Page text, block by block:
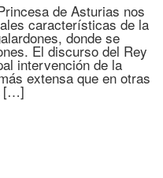
de Asturias nos
características de la
donde se
El discurso del Rey
intervención de la
extensa que en otras
[…]